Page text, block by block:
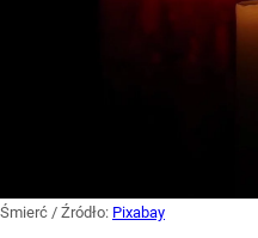
Śmierć / Źródło: Pixabay